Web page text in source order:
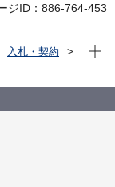
ジID：886-764-453
入札・契約
】保土ケ谷区
募集は終了しま
現在